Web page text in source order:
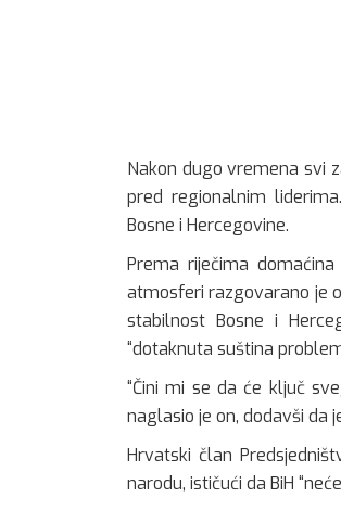
Nakon dugo vremena svi
pred regionalnim
Bosne i Hercegovine.
Prema riječima
atmosferi razgovarano je
stabilnost Bosne i
“dotaknuta suština
“Čini mi se da će ključ
naglasio je on, dodavši da
Hrvatski član
narodu, ističući da BiH